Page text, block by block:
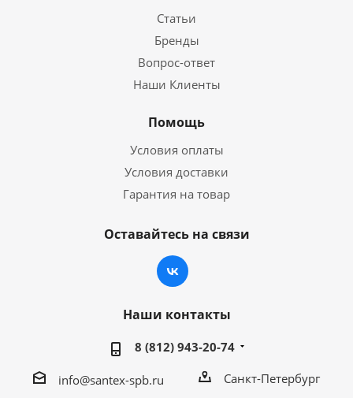
Статьи
Бренды
Вопрос-ответ
Наши Клиенты
Помощь
Условия оплаты
Условия доставки
Гарантия на товар
Оставайтесь на связи
Наши контакты
8 (812) 943-20-74
info@santex-spb.ru Санкт-Петербург